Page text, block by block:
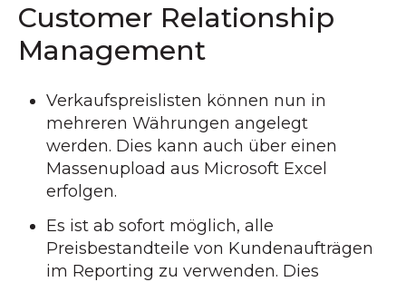
Customer Relationship
Management
Verkaufspreislisten können nun in
mehreren Währungen angelegt
werden. Dies kann auch über einen
Massenupload aus Microsoft Excel
erfolgen.
Es ist ab sofort möglich, alle
Preisbestandteile von Kundenaufträgen
im Reporting zu verwenden. Dies